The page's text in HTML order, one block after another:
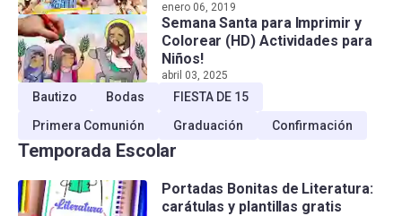
enero 06, 2019
Semana Santa para Imprimir y
Colorear (HD) Actividades para
Niños!
abril 03, 2025
Bautizo Bodas
FIESTA DE 15
Primera Comunión
Graduación Confirmación
Temporada Escolar
Portadas Bonitas de Literatura:
carátulas y plantillas gratis